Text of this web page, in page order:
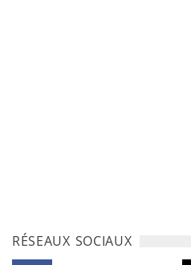
RÉSEAUX SOCIAUX